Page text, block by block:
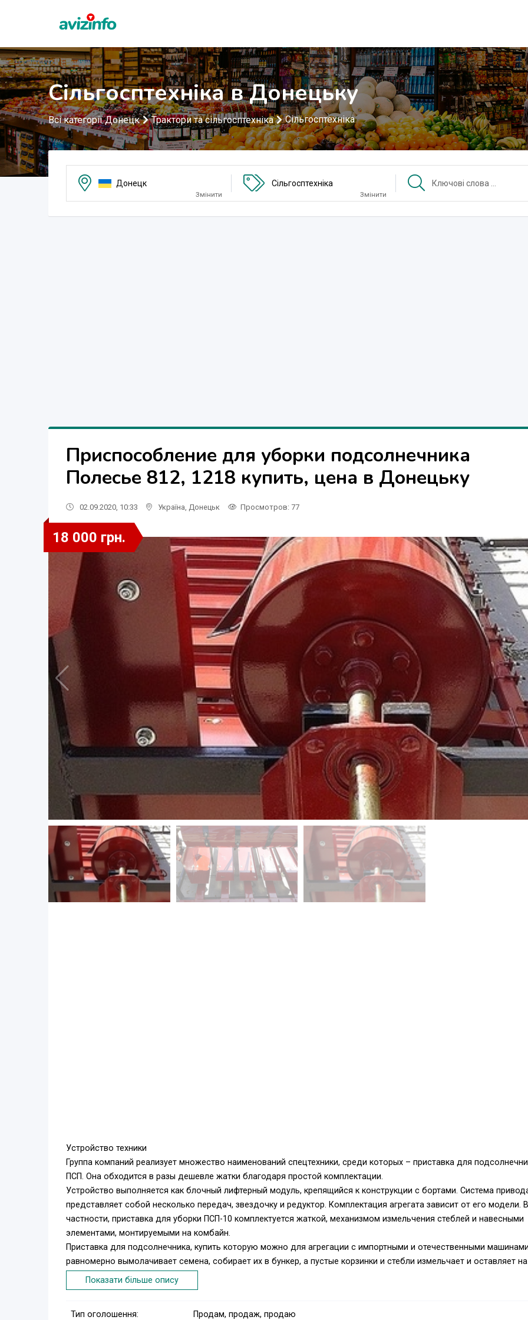
Сільгосптехніка в Донецьку
Всі категорії Донецк Трактори та сільгосптехніка Сільгосптехніка
Донецк
Змінити
Сільгосптехніка
Змінити
Приспособление для уборки подсолнечника
Полесье 812, 1218 купить, цена в Донецьку
02.09.2020, 10:33 Україна Донецьк Просмотров: 77
18 000 грн.
Устройство техники
Группа компаний реализует множество наименований спецтехники, среди которых – приставка для
ПСП. Она обходится в разы дешевле жатки благодаря простой комплектации.
Устройство выполняется как блочный лифтерный модуль, крепящийся к конструкции с бортами. Система
представляет собой несколько передач, звездочку и редуктор. Комплектация агрегата зависит от его модели. В
частности, приставка для уборки ПСП-10 комплектуется жаткой, механизмом измельчения стеблей и навесными
элементами, монтируемыми на комбайн.
Приставка для подсолнечника, купить которую можно для агрегации с импортными и отечественными
равномерно вымолачивает семена, собирает их в бункер, а пустые корзинки и стебли измельчает и оставляет на
почве.
Преимущества эксплуатации
Показати більше опису
Тип оголошення:
Продам, продаж, продаю